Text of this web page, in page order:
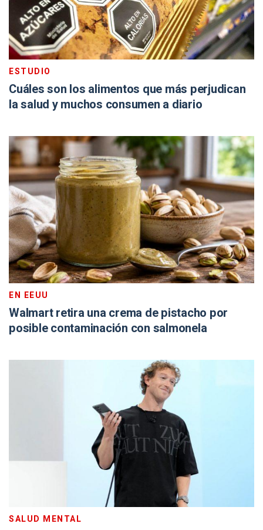
ESTUDIO
Cuáles son los alimentos que más perjudican
la salud y muchos consumen a diario
EN EEUU
Walmart retira una crema de pistacho por
posible contaminación con salmonela
SALUD MENTAL